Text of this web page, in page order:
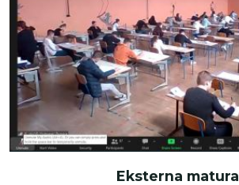
Eksterna matura